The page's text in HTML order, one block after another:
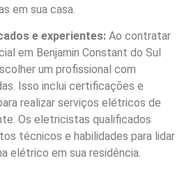
em sua casa.
e experientes: Ao contratar
em Benjamin Constant do Sul
um profissional com
Isso inclui certificações e
realizar serviços elétricos de
Os eletricistas qualificados
técnicos e habilidades para lidar
elétrico em sua residência.